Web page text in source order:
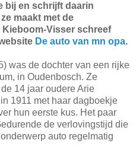
bij en schrijft daarin
maakt met de
Visser schreef
De auto van mn opa.
was de dochter van een rijke
in Oudenbosch. Ze
14 jaar oudere Arie
1911 met haar dagboekje
hun eerste kus. Het paar
de verlovingstijd die
auto regelmatig